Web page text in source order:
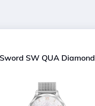
Sword SW QUA Diamond